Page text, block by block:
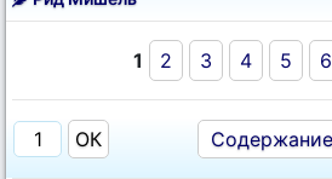
1 2 3 4 5 6
Содержание